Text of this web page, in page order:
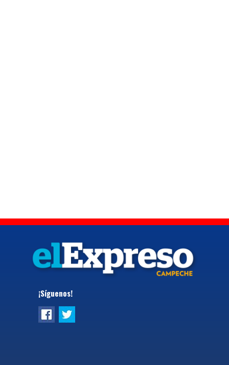
¡Síguenos!